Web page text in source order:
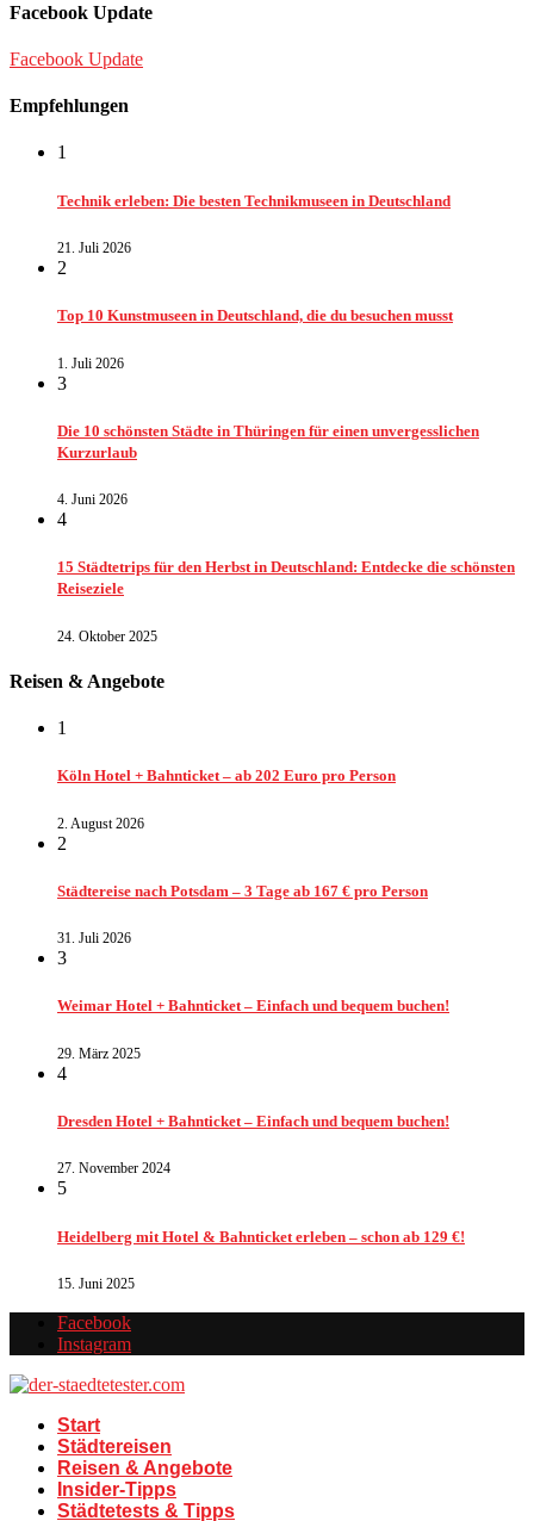
Facebook Update
Facebook Update
Empfehlungen
1
Technik erleben: Die besten Technikmuseen in Deutschland
21. Juli 2026
2
Top 10 Kunstmuseen in Deutschland, die du besuchen musst
1. Juli 2026
3
Die 10 schönsten Städte in Thüringen für einen unvergesslichen
Kurzurlaub
4. Juni 2026
4
15 Städtetrips für den Herbst in Deutschland: Entdecke die schönsten
Reiseziele
24. Oktober 2025
Reisen & Angebote
1
Köln Hotel + Bahnticket – ab 202 Euro pro Person
2. August 2026
2
Städtereise nach Potsdam – 3 Tage ab 167 € pro Person
31. Juli 2026
3
Weimar Hotel + Bahnticket – Einfach und bequem buchen!
29. März 2025
4
Dresden Hotel + Bahnticket – Einfach und bequem buchen!
27. November 2024
5
Heidelberg mit Hotel & Bahnticket erleben – schon ab 129 €!
15. Juni 2025
Facebook
Instagram
Start
Städtereisen
Reisen & Angebote
Insider-Tipps
Städtetests & Tipps